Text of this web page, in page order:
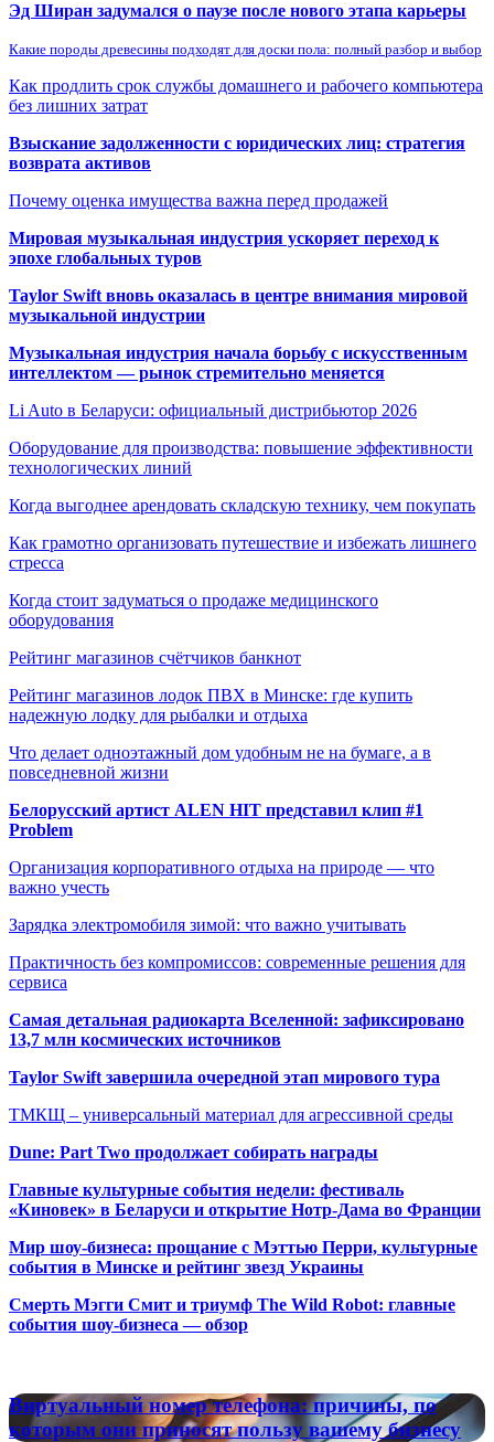
Эд Ширан задумался о паузе после нового этапа карьеры
Какие породы древесины подходят для доски пола: полный разбор и выбор
Как продлить срок службы домашнего и рабочего компьютера
без лишних затрат
Взыскание задолженности с юридических лиц: стратегия
возврата активов
Почему оценка имущества важна перед продажей
Мировая музыкальная индустрия ускоряет переход к
эпохе глобальных туров
Taylor Swift вновь оказалась в центре внимания мировой
музыкальной индустрии
Музыкальная индустрия начала борьбу с искусственным
интеллектом — рынок стремительно меняется
Li Auto в Беларуси: официальный дистрибьютор 2026
Оборудование для производства: повышение эффективности
технологических линий
Когда выгоднее арендовать складскую технику, чем покупать
Как грамотно организовать путешествие и избежать лишнего
стресса
Когда стоит задуматься о продаже медицинского
оборудования
Рейтинг магазинов счётчиков банкнот
Рейтинг магазинов лодок ПВХ в Минске: где купить
надежную лодку для рыбалки и отдыха
Что делает одноэтажный дом удобным не на бумаге, а в
повседневной жизни
Белорусский артист ALEN HIT представил клип #1
Problem
Организация корпоративного отдыха на природе — что
важно учесть
Зарядка электромобиля зимой: что важно учитывать
Практичность без компромиссов: современные решения для
сервиса
Самая детальная радиокарта Вселенной: зафиксировано
13,7 млн космических источников
Taylor Swift завершила очередной этап мирового тура
ТМКЩ – универсальный материал для агрессивной среды
Dune: Part Two продолжает собирать награды
Главные культурные события недели: фестиваль
«Киновек» в Беларуси и открытие Нотр-Дама во Франции
Мир шоу-бизнеса: прощание с Мэттью Перри, культурные
события в Минске и рейтинг звезд Украины
Смерть Мэгги Смит и триумф The Wild Robot: главные
события шоу-бизнеса — обзор
Виртуальный
номер
Виртуальный номер телефона: причины, по
которым они приносят пользу вашему бизнесу